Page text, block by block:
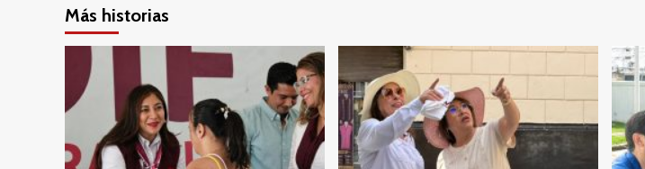
Más historias